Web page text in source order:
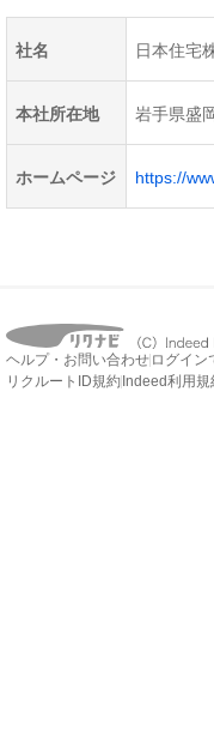
社名 日本住宅
本社所在地 岩手県盛
ホームページ https://
ヘルプ・お問い合わせ ログイン
リクルートID規約 Indeed利用規